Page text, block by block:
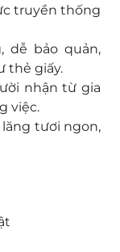
truyền thống
dễ bảo quản,
thẻ giấy.
nhận từ gia
việc.
tươi ngon,
bữa ăn sum
lý tưởng cho
tâm tinh